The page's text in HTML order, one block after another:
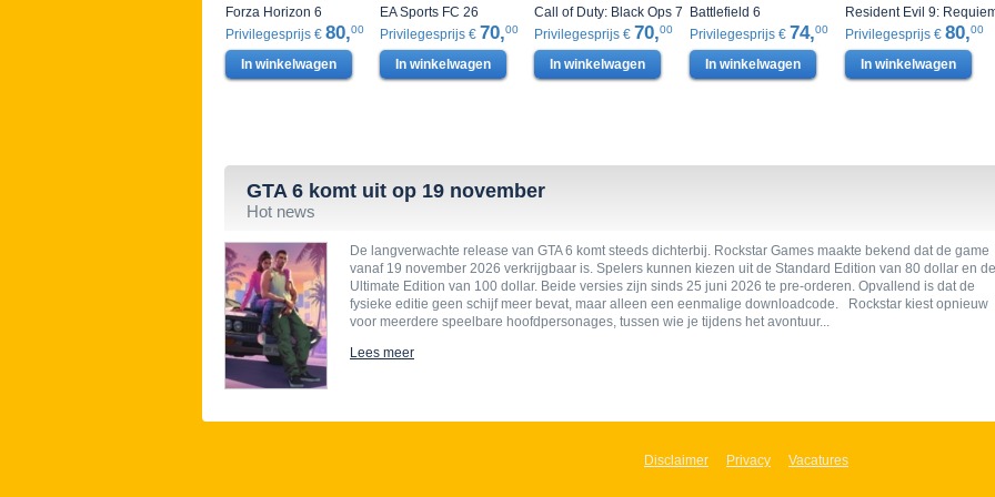
Forza Horizon 6 EA Sports FC 26 Call of Duty: Black Ops 7 Battlefield 6
Resident Evil 9:
Privilegesprijs € 80,00
In winkelwagen
Privilegesprijs € 70,00
In winkelwagen
Privilegesprijs € 70,00
In winkelwagen
Privilegesprijs € 74,00
In winkelwagen
Privilegesprijs € 80,00
In winkelwagen
GTA 6 komt uit op 19 november
Hot news
De langverwachte release van GTA 6 komt steeds dichterbij. Rockstar Games maakte bekend dat de game
vanaf 19 november 2026 verkrijgbaar is. Spelers kunnen kiezen uit de Standard Edition van 80 dollar en de
Ultimate Edition van 100 dollar. Beide versies zijn sinds 25 juni 2026 te pre-orderen. Opvallend is dat de
fysieke editie geen schijf meer bevat, maar alleen een eenmalige downloadcode. Rockstar kiest opnieuw
voor meerdere speelbare hoofdpersonages, tussen wie je tijdens het avontuur...
Lees meer
Disclaimer Privacy Vacatures